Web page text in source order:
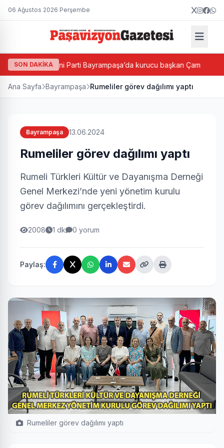
06 Ağustos 2026 Perşembe
SON DAKİKAYeni Parti Bayrampaşa’da kurucu başkan Çam
Ana Sayfa Bayrampaşa Rumeliler görev dağılımı yaptı
Bayrampaşa 13.06.2024
Rumeliler görev dağılımı yaptı
Rumeli Türkleri Kültür ve Dayanışma Derneği
Genel Merkezi’nde yeni yönetim kurulu
görev dağılımını gerçekleştirdi.
2008 1 dk 0 yorum
Paylaş:
Rumeliler görev dağılımı yaptı